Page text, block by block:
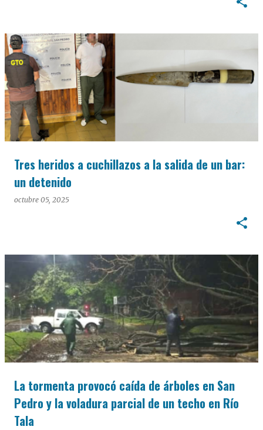
Tres heridos a cuchillazos a la salida de un bar:
un detenido
octubre 05, 2025
La tormenta provocó caída de árboles en San
Pedro y la voladura parcial de un techo en Río
Tala